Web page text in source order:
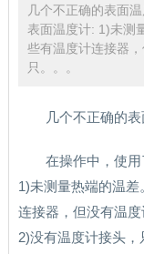
几个不正确的表面
表面温度计: 1)未测
些有温度计连接器
只。。。
几个不正确的
在操作中，使
1)未测量热端的温
连接器，但没有温度
2)没有温度计接头，